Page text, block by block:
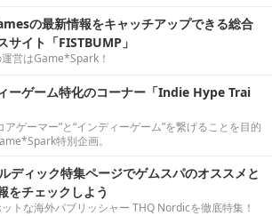
の最新情報をキャッチアップできる総合
サイト「FISTBUMP」
営はGame*Spark！
ーゲーム特化のコーナー「Indie Hype Trai
アゲーマー”と“インディーゲーム”を繋げることを目的
特別企画。
ディック特集ページでゲムスパのオススメと
をチェックしよう
トな海外パブリッシャー THQ Nordicを徹底特集！